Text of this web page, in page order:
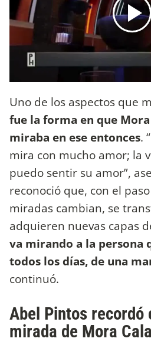
Uno de los aspectos que
fue la forma en que
miraba en ese entonces.
mira con mucho amor; la
puedo sentir su amor”,
reconoció que, con el
miradas cambian, se
adquieren nuevas capas
va mirando a la persona
todos los días, de una
continuó.
Abel Pintos recordó
mirada de Mora